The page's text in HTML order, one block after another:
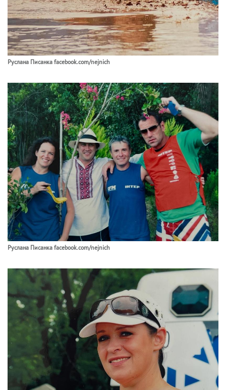
Руслана Писанка facebook.com/nejnich
Руслана Писанка facebook.com/nejnich